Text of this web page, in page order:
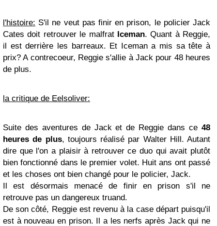
l'histoire: S'il ne veut pas finir en prison, le policier Jack
Cates doit retrouver le malfrat Iceman. Quant à Reggie,
il est derrière les barreaux. Et Iceman a mis sa tête à
prix? A contrecoeur, Reggie s'allie à Jack pour 48 heures
de plus.
la critique de Eelsoliver:
Suite des aventures de Jack et de Reggie dans ce 48
heures de plus, toujours réalisé par Walter Hill. Autant
dire que l'on a plaisir à retrouver ce duo qui avait plutôt
bien fonctionné dans le premier volet. Huit ans ont passé
et les choses ont bien changé pour le policier, Jack.
Il est désormais menacé de finir en prison s'il ne
retrouve pas un dangereux truand.
De son côté, Reggie est revenu à la case départ puisqu'il
est à nouveau en prison. Il a les nerfs après Jack qui ne